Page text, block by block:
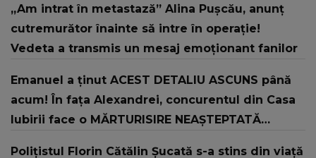
„Am intrat în metastază” Alina Pușcău, anunț
cutremurător înainte să intre în operație!
Vedeta a transmis un mesaj emoționant fanilor
Emanuel a ținut ACEST DETALIU ASCUNS până
acum! În fața Alexandrei, concurentul din Casa
Iubirii face o MĂRTURISIRE NEAȘTEPTATĂ
Polițistul Florin Cătălin Șucată s-a stins din viață